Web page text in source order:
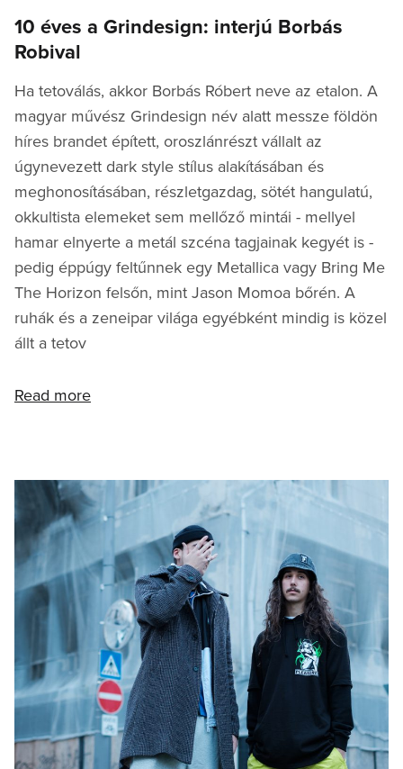
10 éves a Grindesign: interjú Borbás
Robival
Ha tetoválás, akkor Borbás Róbert neve az etalon. A
magyar művész Grindesign név alatt messze földön
híres brandet épített, oroszlánrészt vállalt az
úgynevezett dark style stílus alakításában és
meghonosításában, részletgazdag, sötét hangulatú,
okkultista elemeket sem mellőző mintái - mellyel
hamar elnyerte a metál szcéna tagjainak kegyét is -
pedig éppúgy feltűnnek egy Metallica vagy Bring Me
The Horizon felsőn, mint Jason Momoa bőrén. A
ruhák és a zeneipar világa egyébként mindig is közel
állt a tetov
Read more